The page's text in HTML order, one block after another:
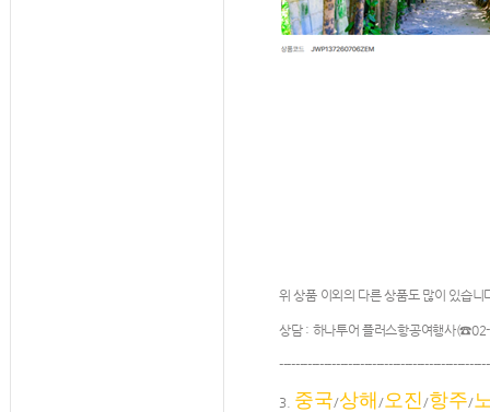
위상품 이외의 다른 상품도많이 있습니
상담 : 하나투어 플러스항공여행사
3. 중국/상해 /오진/항주/